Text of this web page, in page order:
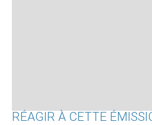
RÉAGIR À CETTE